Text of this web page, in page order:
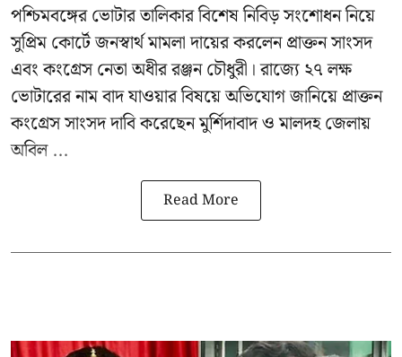
পশ্চিমবঙ্গেরভোটার তালিকার বিশেষ নিবিড় সংশোধননিয়ে
সুপ্রিম কোর্টে জনস্বার্থ মামলা দায়ের করলেন প্রাক্তন সাংসদ
এবংকংগ্রেস নেতা অধীর রঞ্জন চৌধুরী । রাজ্যে ২৭ লক্ষ
ভোটারের নাম বাদ যাওয়ার বিষয়ে অভিযোগ জানিয়ে প্রাক্তন
কংগ্রেস সাংসদ দাবি করেছেন মুর্শিদাবাদ ও মালদহ জেলায়
অবিল ...
Read More